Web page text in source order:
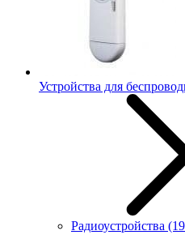
Устройства для
Радиоустройства